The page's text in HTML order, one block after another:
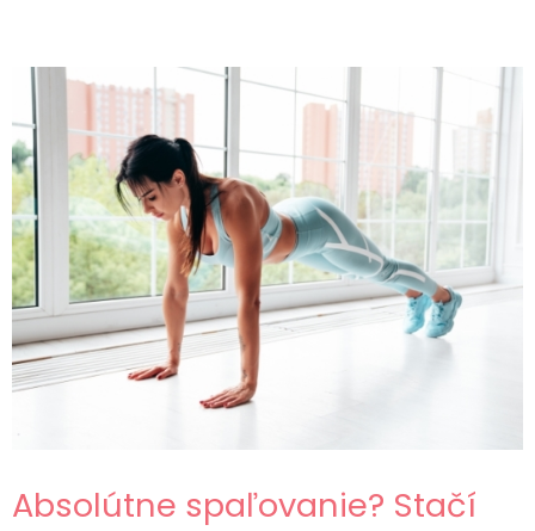
Absolútne spaľovanie? Stačí